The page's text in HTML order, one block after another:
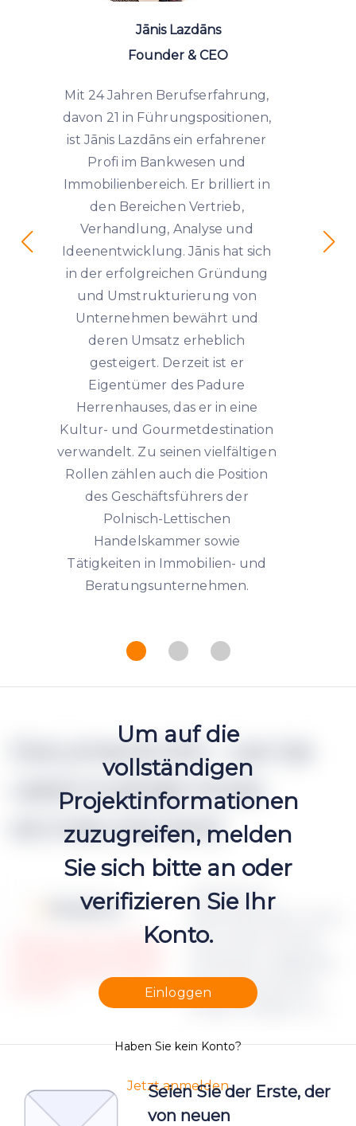
Jānis Lazdāns
Founder & CEO
Mit 24 Jahren Berufserfahrung,
davon 21 in Führungspositionen,
ist Jānis Lazdāns ein erfahrener
Profi im Bankwesen und
Immobilienbereich. Er brilliert in
den Bereichen Vertrieb,
Verhandlung, Analyse und
Ideenentwicklung. Jānis hat sich
in der erfolgreichen Gründung
und Umstrukturierung von
Unternehmen bewährt und
deren Umsatz erheblich
gesteigert. Derzeit ist er
Eigentümer des Padure
Herrenhauses, das er in eine
Kultur- und Gourmetdestination
verwandelt. Zu seinen vielfältigen
Rollen zählen auch die Position
des Geschäftsführers der
Polnisch-Lettischen
Handelskammer sowie
Tätigkeiten in Immobilien- und
Beratungsunternehmen.
Documents (h2 - can be
used multiple times
accross one text)
Moneyz.csv
Please note, that only registered
Apraksts par
ipsum dolor sit amet,
elit, sed do eiusmod
tempor incididunt ut
Um auf die
vollständigen
Projektinformationen
zuzugreifen, melden
Sie sich bitte an oder
verifizieren Sie Ihr
Konto.
Einloggen
Haben Sie kein Konto?
Jetzt anmelden
Seien Sie der Erste, der
von neuen